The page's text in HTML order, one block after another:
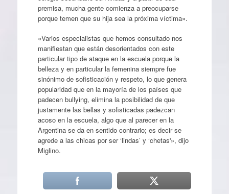
premisa, mucha gente comienza a preocuparse
porque temen que su hija sea la próxima víctima».
«Varios especialistas que hemos consultado nos
manifiestan que están desorientados con este
particular tipo de ataque en la escuela porque la
belleza y en particular la femenina siempre fue
sinónimo de sofisticación y respeto, lo que genera
popularidad que en la mayoría de los países que
padecen bullying, elimina la posibilidad de que
justamente las bellas y sofisticadas padezcan
acoso en la escuela, algo que al parecer en la
Argentina se da en sentido contrario; es decir se
agrede a las chicas por ser ‘lindas’ y ‘chetas'», dijo
Miglino.